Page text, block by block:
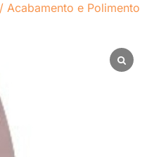
/ Acabamento e Polimento